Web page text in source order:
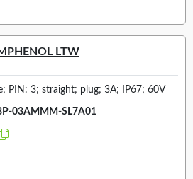
LTW
PIN: 3; straight; plug; 3A; IP67; 60V
03AMMM-SL7A01